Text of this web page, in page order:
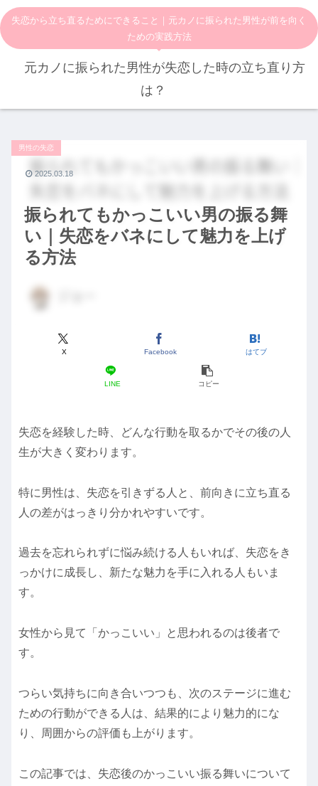
失恋から立ち直るためにできること｜元カノに振られた男性が前を向く
ための実践方法
元カノに振られた男性が失恋した時の立ち直り方
は？
振られてもかっこいい男の振る舞
い｜失恋をバネにして魅力を上げ
る方法
男性の失恋
X Facebook はてブ
LINE コピー
2025.03.18
失恋を経験した時、どんな行動を取るかでその後の人
生が大きく変わります。
特に男性は、失恋を引きずる人と、前向きに立ち直る
人の差がはっきり分かれやすいです。
過去を忘れられずに悩み続ける人もいれば、失恋をき
っかけに成長し、新たな魅力を手に入れる人もいま
す。
女性から見て「かっこいい」と思われるのは後者で
す。
つらい気持ちに向き合いつつも、次のステージに進む
ための行動ができる人は、結果的により魅力的にな
り、周囲からの評価も上がります。
この記事では、失恋後のかっこいい振る舞いについて